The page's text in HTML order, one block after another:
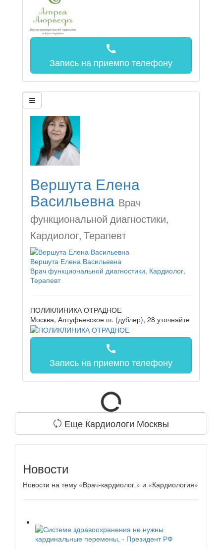
call
Запись на приемпо телефону
Вершута Елена
Васильевна Врач
функциональной диагностики,
Кардиолог, Терапевт
Вершута Елена Васильевна
Врач функциональной диагностики, Кардиолог,
Терапевт
ПОЛИКЛИНИКА ОТРАДНОЕ
Москва, Алтуфьевское ш. (дублер), 28 уточняйте
call
Запись на приемпо телефону
Еще Кардиологи Москвы
Новости
Новости на тему «Врач-кардиолог » и «Кардиология»